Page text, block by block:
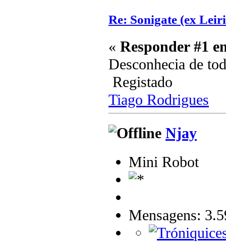
Re: Sonigate (ex
« Responder #1
Desconhecia de
Registado
Tiago Rodrigues
Njay
Mini Robot
Mensagens: